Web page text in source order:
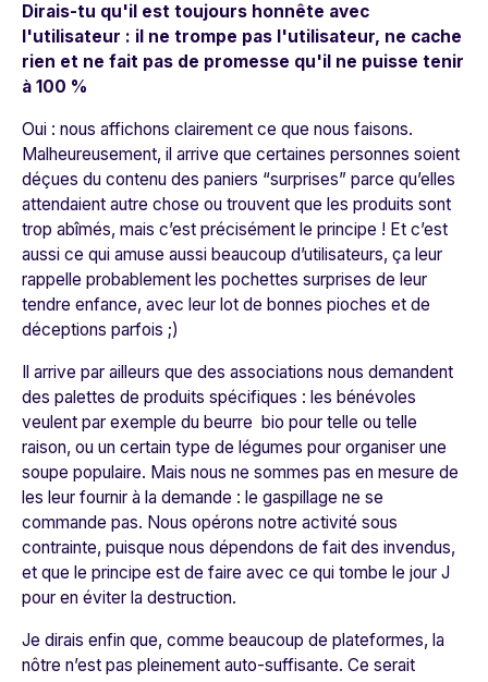
Dirais-tu qu'il est toujours honnête avec
l'utilisateur : il ne trompe pas l'utilisateur, ne cache
rien et ne fait pas de promesse qu'il ne puisse tenir
à 100 %
Oui : nous affichons clairement ce que nous faisons.
Malheureusement, il arrive que certaines personnes soient
déçues du contenu des paniers “surprises” parce qu’elles
attendaient autre chose ou trouvent que les produits sont
trop abîmés, mais c’est précisément le principe ! Et c’est
aussi ce qui amuse aussi beaucoup d’utilisateurs, ça leur
rappelle probablement les pochettes surprises de leur
tendre enfance, avec leur lot de bonnes pioches et de
déceptions parfois ;)
Il arrive par ailleurs que des associations nous demandent
des palettes de produits spécifiques : les bénévoles
veulent par exemple du beurre bio pour telle ou telle
raison, ou un certain type de légumes pour organiser une
soupe populaire. Mais nous ne sommes pas en mesure de
les leur fournir à la demande : le gaspillage ne se
commande pas. Nous opérons notre activité sous
contrainte, puisque nous dépendons de fait des invendus,
et que le principe est de faire avec ce qui tombe le jour J
pour en éviter la destruction.
Je dirais enfin que, comme beaucoup de plateformes, la
nôtre n’est pas pleinement auto-suffisante. Ce serait